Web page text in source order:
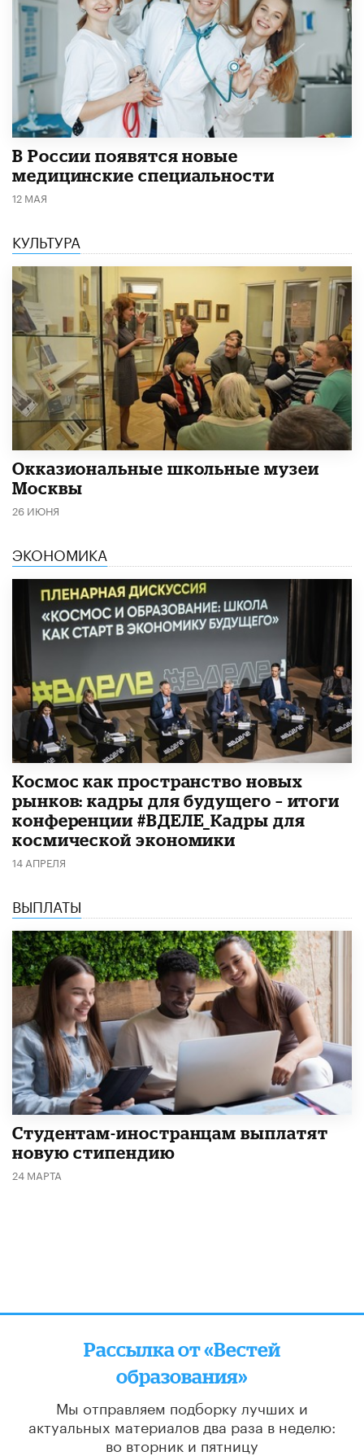
В России появятся новые
медицинские специальности
12 МАЯ
КУЛЬТУРА
​Окказиональные школьные музеи
Москвы
26 ИЮНЯ
ЭКОНОМИКА
Космос как пространство новых
рынков: кадры для будущего – итоги
конференции #ВДЕЛЕ_Кадры для
космической экономики
14 АПРЕЛЯ
ВЫПЛАТЫ
Студентам-иностранцам выплатят
новую стипендию
24 МАРТА
Рассылка от «Вестей
образования»
Мы отправляем подборку лучших и
актуальных материалов два раза в неделю:
во вторник и пятницу